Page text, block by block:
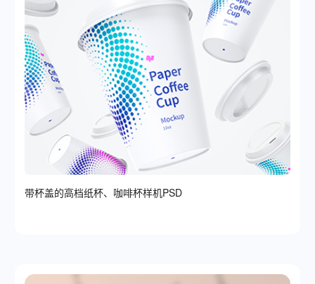
带杯盖的高档纸杯、咖啡杯样机PSD